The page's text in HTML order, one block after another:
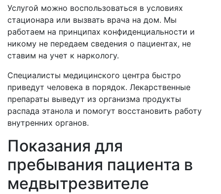
Услугой можно воспользоваться в условиях
стационара или вызвать врача на дом. Мы
работаем на принципах конфиденциальности и
никому не передаем сведения о пациентах, не
ставим на учет к наркологу.
Специалисты медицинского центра быстро
приведут человека в порядок. Лекарственные
препараты выведут из организма продукты
распада этанола и помогут восстановить работу
внутренних органов.
Показания для
пребывания пациента в
медвытрезвителе